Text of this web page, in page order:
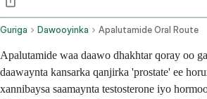
Guriga Dawooyinka Apalutamide Oral Route
Apalutamide waa daawo dhakhtar qoray oo
daawaynta kansarka qanjirka 'prostate' ee
xannibaysa saamaynta testosterone iyo